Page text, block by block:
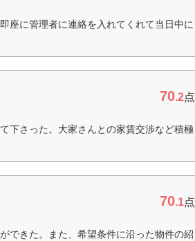
座に管理者に連絡を入れてくれて当日中に
70.2点
下さった。大家さんとの家賃交渉など積極
70.1点
できた。また、希望条件に沿った物件の紹